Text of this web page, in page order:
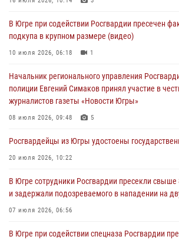
05 августа 2026, 05:56
Генерал-полковник Юрий Аверин выступил на
04 августа 2026, 11:11
Ключевые события Росгвардии: итоги недели с
августа (видео)
В Югре при содействии Росгвардии пресечен
подкупа в крупном размере (видео)
10 июля 2026, 06:18 1
Начальник регионального управления
полиции Евгений Симаков принял участие в
журналистов газеты «Новости Югры»
08 июля 2026, 09:48 5
Росгвардейцы из Югры удостоены
20 июля 2026, 10:22
В Югре сотрудники Росгвардии пресекли
и задержали подозреваемого в нападении на
07 июля 2026, 06:56
В Югре при содействии спецназа Росгвардии